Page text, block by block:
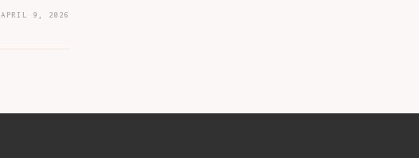
APRIL 9, 2026